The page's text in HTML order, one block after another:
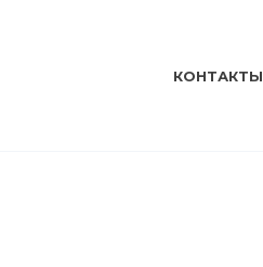
КОНТАКТЫ